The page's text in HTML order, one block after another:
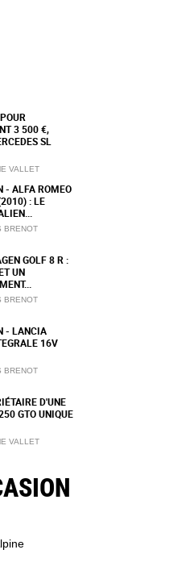
3 500 €,
SL
VALLET
- ALFA ROMEO
: LE
BRENOT
GOLF 8 R :
UN
BRENOT
- LANCIA
16V
BRENOT
D'UNE
GTO UNIQUE
VALLET